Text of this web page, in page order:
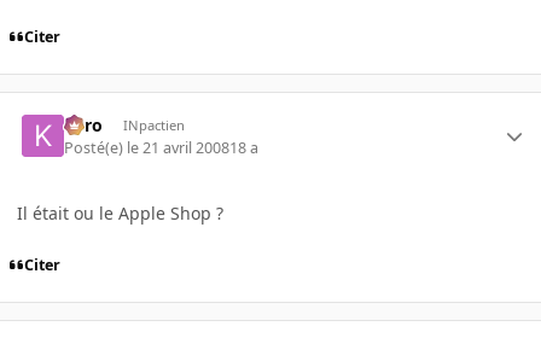
Citer
kyro INpactien
Posté(e) le 21 avril 200818 a
Il était ou le Apple Shop ?
Citer